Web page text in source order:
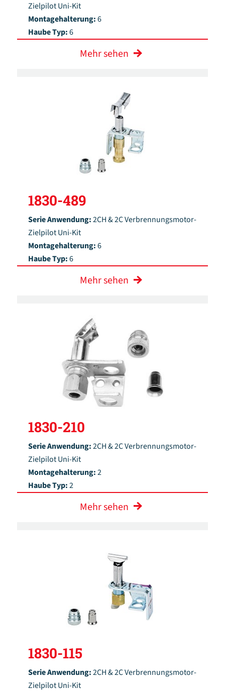
Zielpilot Uni-Kit
Montagehalterung:6
Haube Typ:6
Mehr sehen
1830-489
Serie Anwendung:2CH & 2C Verbrennungsmotor-
Zielpilot Uni-Kit
Montagehalterung:6
Haube Typ:6
Mehr sehen
1830-210
Serie Anwendung:2CH & 2C Verbrennungsmotor-
Zielpilot Uni-Kit
Montagehalterung:2
Haube Typ:2
Mehr sehen
1830-115
Serie Anwendung:2CH & 2C Verbrennungsmotor-
Zielpilot Uni-Kit